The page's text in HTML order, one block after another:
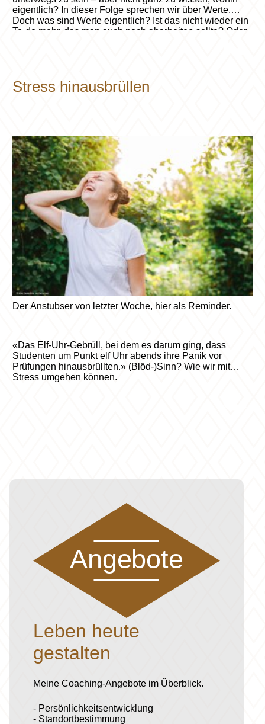
eigentlich? In dieser Folge sprechen wir über Werte.
Doch was sind Werte eigentlich? Ist das nicht wieder ein
To-do mehr, das man auch noch abarbeiten sollte? Oder
Stress hinausbrüllen
Der Anstubser von letzter Woche, hier als Reminder.
«Das Elf-Uhr-Gebrüll, bei dem es darum ging, dass
Studenten um Punkt elf Uhr abends ihre Panik vor
Prüfungen hinausbrüllten.» (Blöd-)Sinn? Wie wir mit
Stress umgehen können.
Angebote
Leben heute
gestalten
Meine Coaching-Angebote im Überblick.
- Persönlichkeitsentwicklung
- Standortbestimmung